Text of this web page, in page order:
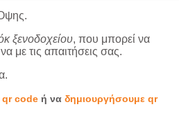
ξενοδοχείου, που μπορεί να
με τις απαιτήσεις σας.
code ή να δημιουργήσουμε qr